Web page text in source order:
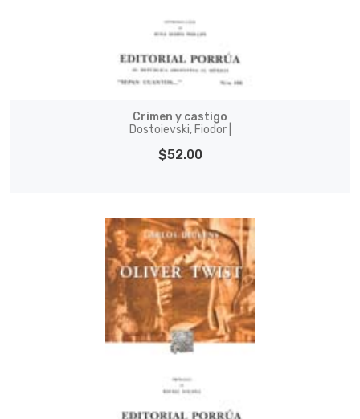
Crimen y castigo
Dostoievski, Fiodor |
$52.00